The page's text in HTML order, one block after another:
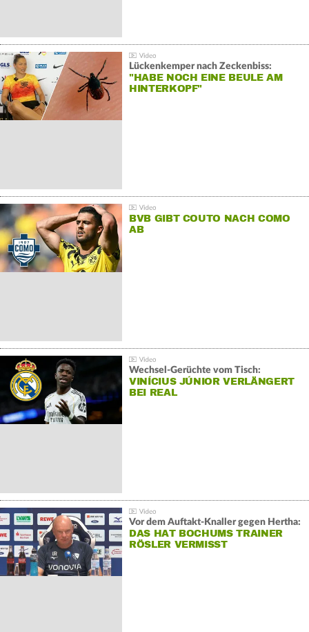
Lückenkemper nach Zeckenbiss:
"HABE NOCH EINE BEULE AM
HINTERKOPF"
BVB GIBT COUTO NACH COMO
AB
Wechsel-Gerüchte vom Tisch:
VINÍCIUS JÚNIOR VERLÄNGERT
BEI REAL
Vor dem Auftakt-Knaller gegen Hertha:
DAS HAT BOCHUMS TRAINER
RÖSLER VERMISST